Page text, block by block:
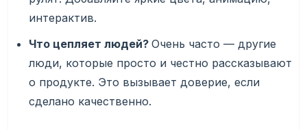
интерактив.
Что цепляет людей? Очень часто — другие
люди, которые просто и честно рассказывают
о продукте. Это вызывает доверие, если
сделано качественно.